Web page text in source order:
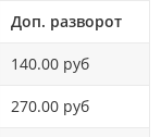
Доп. разворот
140.00 руб
270.00 руб